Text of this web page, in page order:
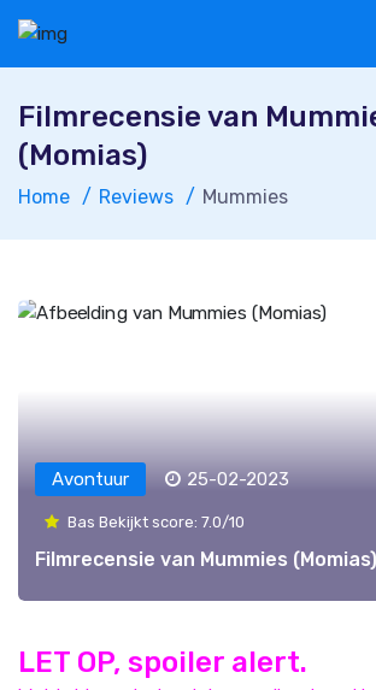
Filmrecensie van
(Momias)
Home Reviews Mummies
Avontuur 25-02-2023
Bas Bekijkt score: 7.0/10
Filmrecensie van Mummies (Momias)
LET OP, spoiler alert.